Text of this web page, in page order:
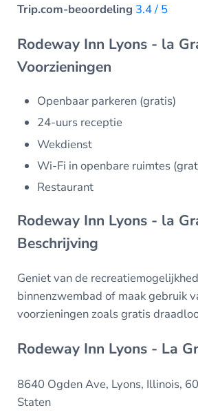
Trip.com-beoordeling 3.4 / 5
Rodeway Inn Lyons - la
Voorzieningen
Openbaar parkeren (gratis)
24-uurs receptie
Wekdienst
Wi-Fi in openbare ruimtes
Restaurant
Rodeway Inn Lyons - la
Beschrijving
Geniet van de
binnenzwembad of maak gebruik
voorzieningen zoals gratis
Rodeway Inn Lyons - La
8640 Ogden Ave, Lyons, Illinois,
Staten